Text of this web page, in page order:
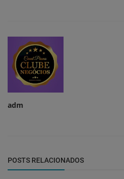
adm
POSTS RELACIONADOS